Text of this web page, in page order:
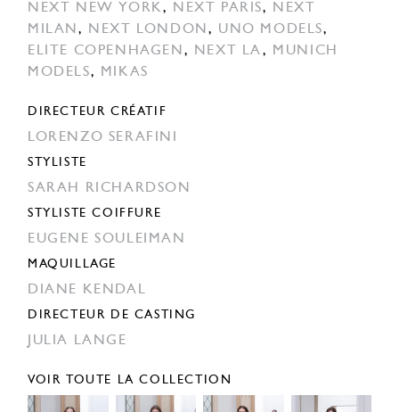
NEXT NEW YORK, NEXT PARIS,
NEXT
MILAN , NEXT LONDON , UNO MODELS,
ELITE COPENHAGEN , NEXT LA,
MUNICH
MODELS, MIKAS
DIRECTEUR CRÉATIF
LORENZO SERAFINI
STYLISTE
SARAH RICHARDSON
STYLISTE COIFFURE
EUGENE SOULEIMAN
MAQUILLAGE
DIANE KENDAL
DIRECTEUR DE CASTING
JULIA LANGE
VOIR TOUTE LA COLLECTION